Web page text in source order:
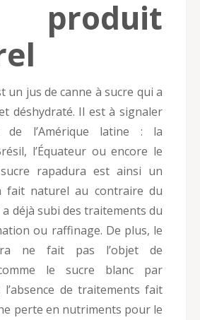
un jus de canne à sucre qui a
déshydraté. Il est à signaler
de l’Amérique latine : la
l’Équateur ou encore le
rapadura est ainsi un
naturel au contraire du
déjà subi des traitements du
ou raffinage. De plus, le
ne fait pas l’objet de
le sucre blanc par
l’absence de traitements fait
perte en nutriments pour le